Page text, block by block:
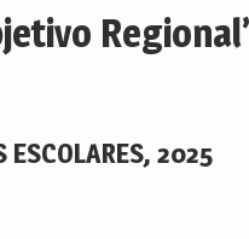
ESCOLARES, 2025